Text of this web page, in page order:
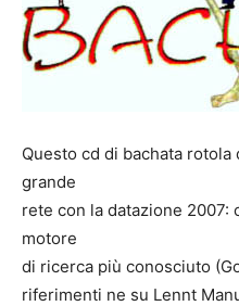
Questo cd di bachata
grande
rete con la datazione 2007:
motore
di ricerca più conosciuto
riferimenti ne su Lennt